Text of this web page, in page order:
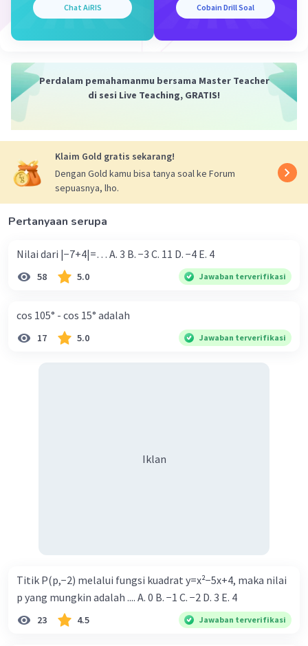
Chat AiRIS Cobain Drill Soal
Perdalam pemahamanmu bersama Master Teacher
di sesi Live Teaching, GRATIS!
Klaim Gold gratis sekarang!
Dengan Gold kamu bisa tanya soal ke Forum
sepuasnya, lho.
Pertanyaan serupa
Nilai dari |−7+4|=… A. 3 B. −3 C. 11 D. −4 E. 4
58 5.0 Jawaban terverifikasi
cos 105° - cos 15° adalah
17 5.0 Jawaban terverifikasi
Iklan
Titik P(p,−2) melalui fungsi kuadrat y=x²−5x+4, maka nilai
p yang mungkin adalah .... A. 0 B. −1 C. −2 D. 3 E. 4
23 4.5 Jawaban terverifikasi